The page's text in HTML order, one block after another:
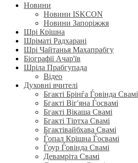
Новини
Новини ISKCON
Новини Запоріжжя
Шрі Крішна
Шріматі Радхарані
Шрі Чайтанья Махапрабгу
Біографії Ачар'їв
Шріла Прабгупада
Відео
Духовні вчителі
Бгакті Брінѓа Ѓовінда Свамі
Бгакті Віг'яна Ѓосвамі
Бгакті Вікаша Свамі
Бгакті Тіртха Свамі
Бгактівайбхава Свамі
Ѓопал Крішна Ѓосвамі
Ѓоур Ѓовінда Свамі
Девамріта Свамі